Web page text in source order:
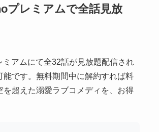
プレミアムで全話見放
アムにて全32話が見放題配信され
です。無料期間中に解約すれば料
超えた溺愛ラブコメディを、お得